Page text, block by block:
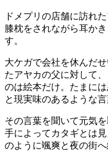
ドメプリの店舗に訪れ
膝枕をされながら耳か
す。
大ケガで会社を休んだ
たアヤカの父に対して
のは絵本だけ。たまに
と現実味のあるような言
その言葉を聞いて元気
手によってカタギとは
のように颯爽と夜の街へ